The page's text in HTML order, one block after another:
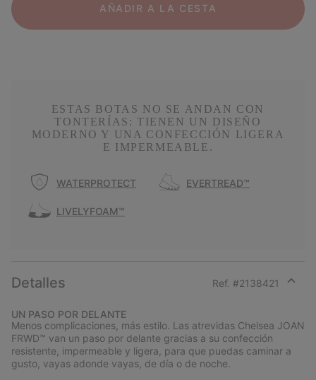
AÑADIR A LA CESTA
ESTAS BOTAS NO SE ANDAN CON
TONTERÍAS: TIENEN UN DISEÑO
MODERNO Y UNA CONFECCIÓN LIGERA
E IMPERMEABLE.
WATERPROTECT EVERTREAD™
LIVELYFOAM™
Detalles Ref. #2138421
section
UN PASO POR DELANTE
Menos complicaciones, más estilo. Las atrevidas Chelsea JOAN
FRWD™ van un paso por delante gracias a su confección
resistente, impermeable y ligera, para que puedas caminar a
gusto, vayas adonde vayas, de día o de noche.